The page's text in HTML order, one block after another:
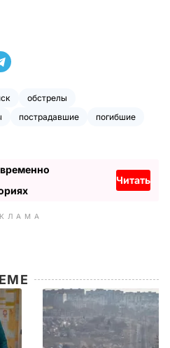
обстрелы
пострадавшие
погибшие
Читать